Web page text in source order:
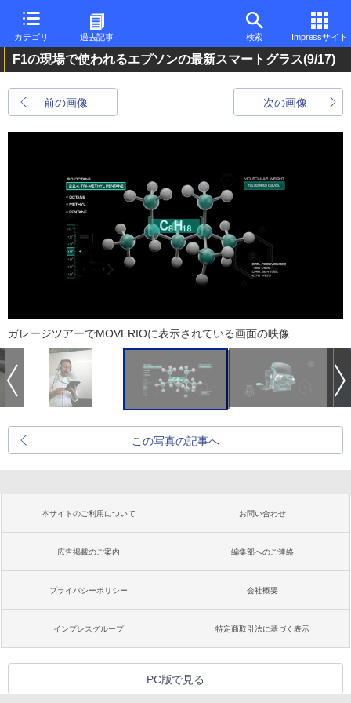
カテゴリ 過去記事 検索 Impressサイト
F1の現場で使われるエプソンの最新スマートグラス(9/17)
前の画像 次の画像
ガレージツアーでMOVERIOに表示されている画面の映像
この写真の記事へ
本サイトのご利用について お問い合わせ
広告掲載のご案内 編集部へのご連絡
プライバシーポリシー 会社概要
インプレスグループ 特定商取引法に基づく表示
PC版で見る